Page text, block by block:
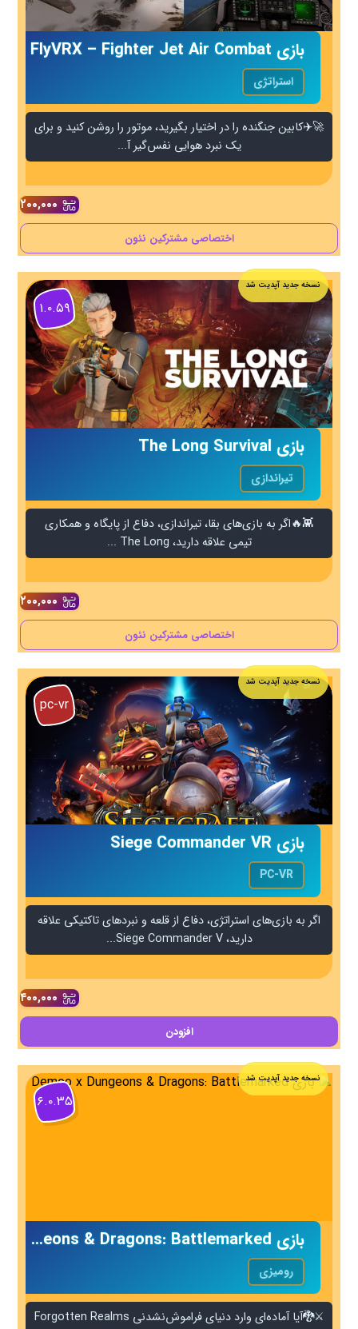
بازی FlyVRX – Fighter Jet Air Combat
استراتژی
🚀✈️کابین جنگنده را در اختیار بگیرید، موتور را روشن کنید و برای
یک نبرد هوایی نفس‌گیر آ...
۲۰۰,۰۰۰
اختصاصی مشترکین نئون
۱.۰.۵۹
بازی The Long Survival
تیراندازی
👾🔥اگر به بازی‌های بقا، تیراندازی، دفاع از پایگاه و همکاری
تیمی علاقه دارید، The Long ...
نسخه جدید آپدیت شد
۲۰۰,۰۰۰
اختصاصی مشترکین نئون
pc-vr
بازی Siege Commander VR
PC-VR
اگر به بازی‌های استراتژی، دفاع از قلعه و نبردهای تاکتیکی علاقه
دارید، Siege Commander V...
نسخه جدید آپدیت شد
۴۰۰,۰۰۰
افزودن
۶.۰.۳۵
بازی Demeo x Dungeons & Dragons: Battlemarked
رومیزی
⚔️🐉آیا آماده‌ای وارد دنیای فراموش‌نشدنی Forgotten Realms
نسخه جدید آپدیت شد